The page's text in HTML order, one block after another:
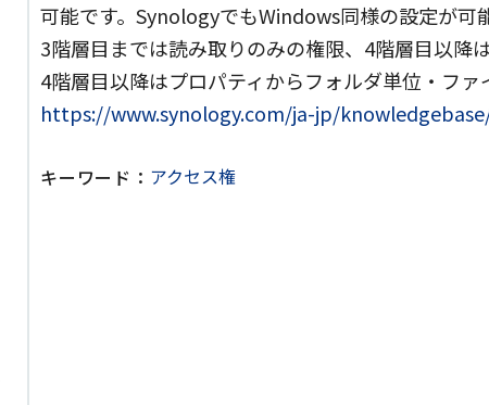
可能です。SynologyでもWindows同様の設定が可
3階層目までは読み取りのみの権限、4階層目以降
4階層目以降はプロパティからフォルダ単位・ファ
https://www.synology.com/ja-jp/
キーワード： アクセス権